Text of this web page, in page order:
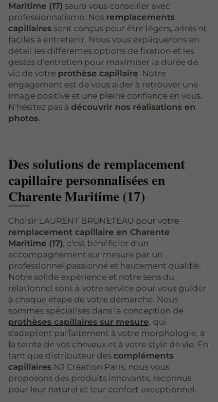
Maritime (17) saura vous conseiller avec
professionnalisme. Nos remplacements
capillaires sont conçus pour être légers, aérés et
faciles à entretenir. Nous vous expliquerons en
détail les différentes options de fixation et les
gestes d'entretien pour maximiser la durée de
vie de votre prothèse capillaire. Notre
engagement est de vous aider à retrouver une
image positive et une pleine confiance en vous.
N'hésitez pas à découvrir nos réalisations en
photos.
Des solutions de remplacement
capillaire personnalisées en
Charente Maritime (17)
Choisir LAURENT BRUNETEAU pour votre
remplacement capillaire en Charente
Maritime (17), c'est bénéficier d'un
accompagnement sur mesure par un
professionnel passionné et hautement qualifié.
Notre solide expérience et notre sens du
relationnel sont à votre service pour vous guider
à chaque étape de votre démarche. Nous
sommes spécialisés dans la conception de
prothèses capillaires sur mesure, qui
s'adaptent parfaitement à votre morphologie, à
la teinte de vos cheveux et à votre style de vie. En
tant que distributeur des compléments
capillaires NJ Création Paris, nous vous
proposons des produits innovants, reconnus
pour leur naturel et leur confort exceptionnel.